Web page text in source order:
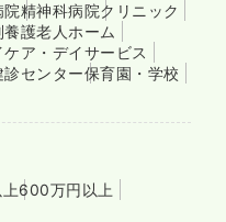
院精神科病院クリニック
養護老人ホーム
ケア・デイサービス
診センター保育園・学校
600万円以上